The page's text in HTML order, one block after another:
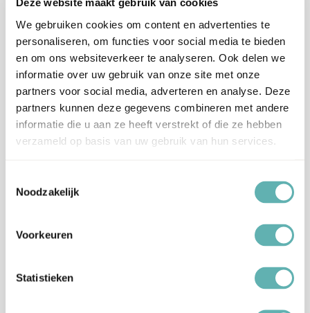
We gebruiken cookies om content en advertenties te
personaliseren, om functies voor social media te bieden
en om ons websiteverkeer te analyseren. Ook delen we
informatie over uw gebruik van onze site met onze
partners voor social media, adverteren en analyse. Deze
partners kunnen deze gegevens combineren met andere
informatie die u aan ze heeft verstrekt of die ze hebben
verzameld op basis van uw gebruik van hun services.
Noodzakelijk
Voorkeuren
Statistieken
Allergenen
Dit product bevat Ei.
Artikelnummer 04-0-0571
Beoordelingen
Er zijn nog geen beoordelingen.
Enkel ingelogde klanten die dit product gekocht hebben,